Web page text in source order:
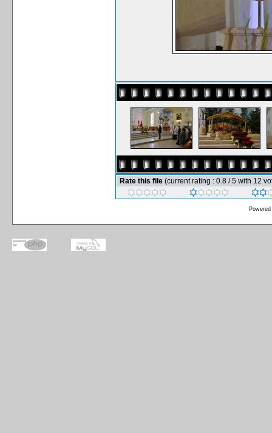
Rate this file (current rating : 0.8 / 5 with 12